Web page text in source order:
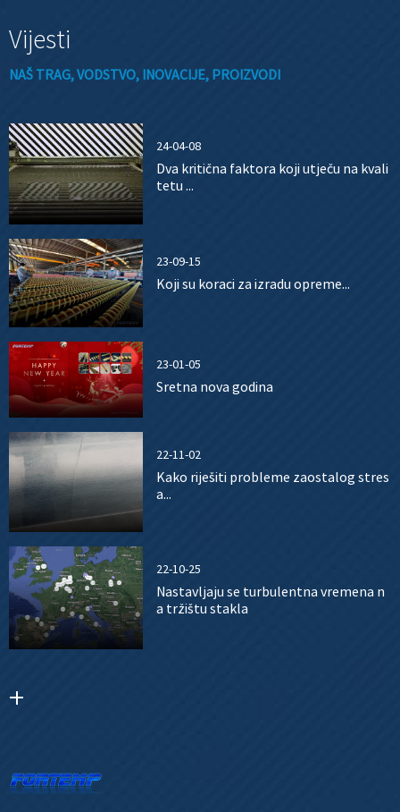
Vijesti
NAŠ TRAG, VODSTVO, INOVACIJE, PROIZVODI
24-04-08
Dva kritična faktora koji utječu na kvali
tetu ...
23-09-15
Koji su koraci za izradu opreme...
23-01-05
Sretna nova godina
22-11-02
Kako riješiti probleme zaostalog stres
a...
22-10-25
Nastavljaju se turbulentna vremena n
a tržištu stakla